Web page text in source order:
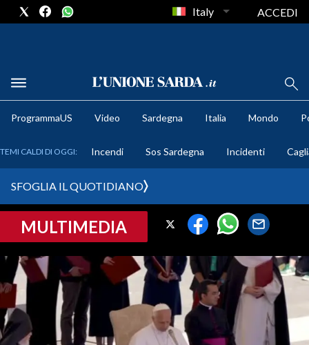
METEO
CRONACA SARDEGNA
PROVINCIA DI CAGLIARI
SULCIS IGLESIENTE
MEDIO CAMPIDANO
ORISTANO E PROVINCIA
Italy ACCEDI
ProgrammaUS Video Sardegna Italia Mondo
TEMI CALDI DI OGGI: Incendi Sos Sardegna Incidenti
SFOGLIA IL QUOTIDIANO
MULTIMEDIA